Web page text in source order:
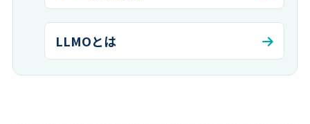
LLMOとは